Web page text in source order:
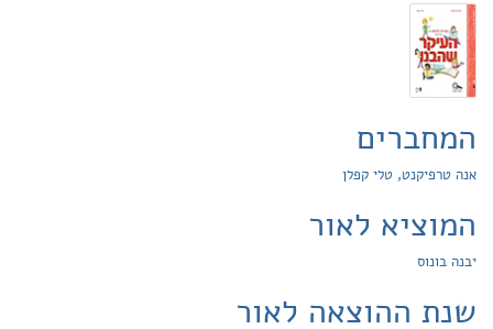
המחברים
אנה טרפיקנט, טלי קפלן
המוציא לאור
יבנה בונוס
שנת ההוצאה לאור